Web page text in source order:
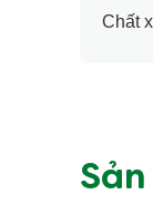
Chất